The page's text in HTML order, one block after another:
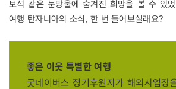
보석 같은 눈망울에 숨겨진 희망을 볼 수 있
여행 탄자니아의 소식, 한 번 들어보실래요?
좋은 이웃 특별한 여행
굿네이버스 정기후원자가 해외사업장